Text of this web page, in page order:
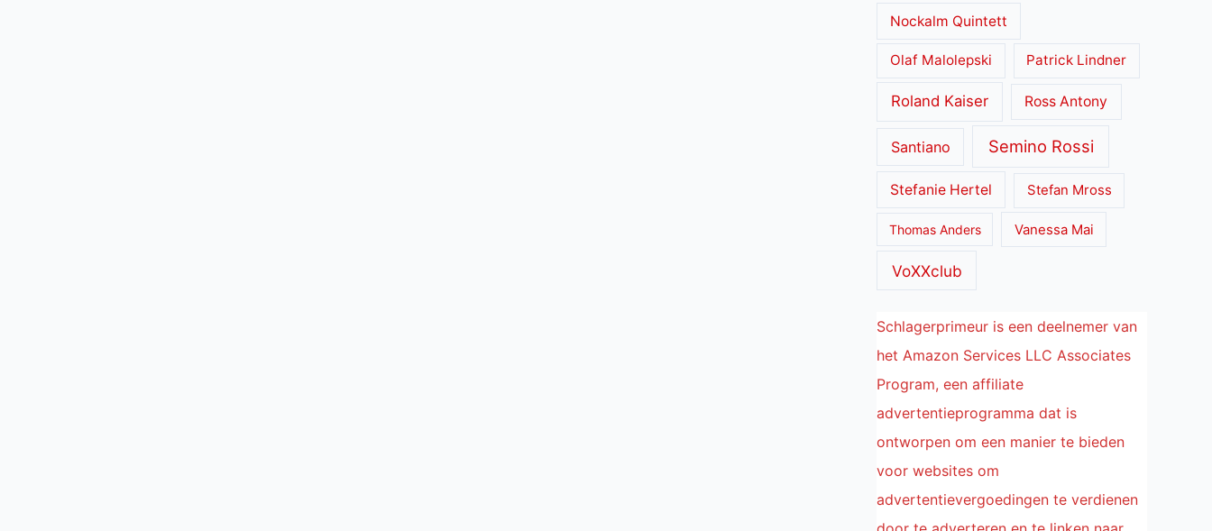
Nockalm Quintett
Olaf Malolepski Patrick Lindner
Roland Kaiser Ross Antony
Santiano Semino Rossi
Stefanie Hertel Stefan Mross
Thomas Anders Vanessa Mai
VoXXclub
Schlagerprimeur is een deelnemer van
het Amazon Services LLC Associates
Program, een affiliate
advertentieprogramma dat is
ontworpen om een manier te bieden
voor websites om
advertentievergoedingen te verdienen